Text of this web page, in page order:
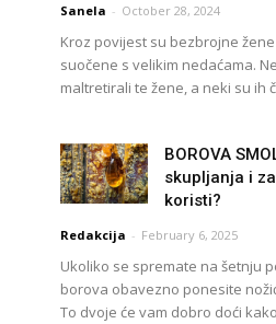
Sanela - October 28, 2024
Kroz povijest su bezbrojne
suočene s velikim nedaćama.
maltretirali te žene, a neki su ih
BOROVA
skupljanja i
koristi?
Redakcija - February 6, 2025
Ukoliko se spremate na šetnju
borova obavezno ponesite
To dvoje će vam dobro doći